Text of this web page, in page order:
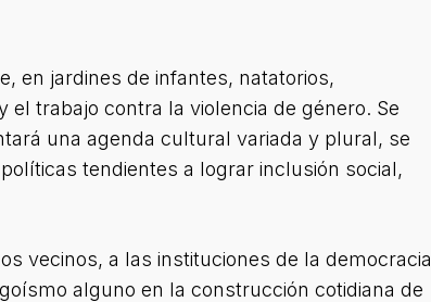
en jardines de infantes, natatorios,
trabajo contra la violencia de género. Se
una agenda cultural variada y plural, se
tendientes a lograr inclusión social,
vecinos, a las instituciones de la democracia
alguno en la construcción cotidiana de